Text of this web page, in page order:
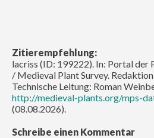
Zitierempfehlung:
lacriss (ID: 199222). In: Portal
/ Medieval Plant Survey.
Technische Leitung: Roman
http://medieval-plants.org/mps-
(08.08.2026).
Schreibe einen Kommentar